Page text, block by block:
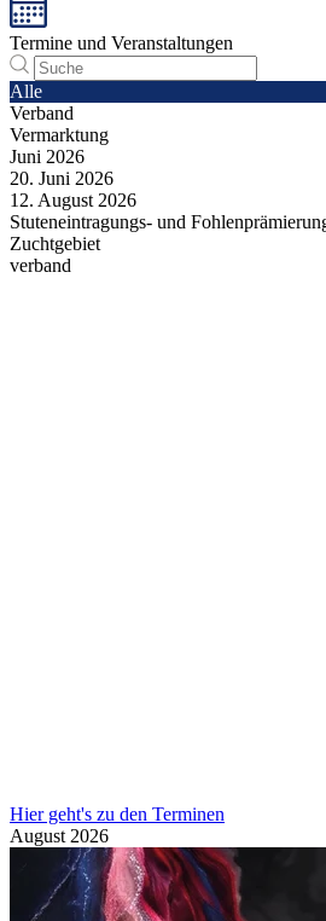
Termine und Veranstaltungen
Alle
Verband
Vermarktung
Juni 2026
20. Juni 2026
12. August 2026
Stuteneintragungs- und
Zuchtgebiet
verband
Hier geht's zu den Terminen
August 2026